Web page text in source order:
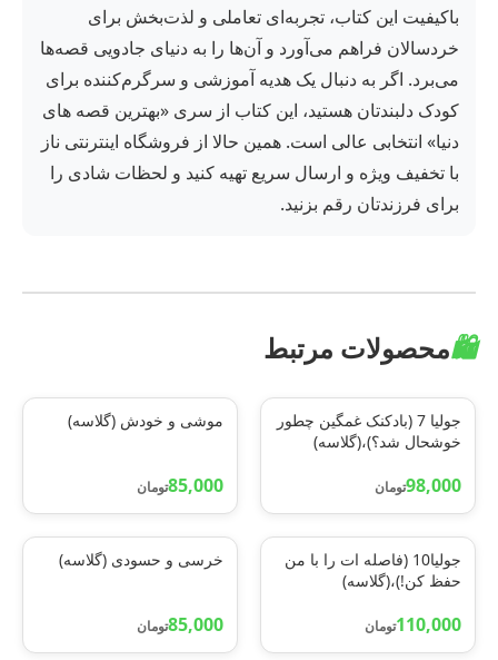
باکیفیت این کتاب، تجربه‌ای تعاملی و لذت‌بخش برای
خردسالان فراهم می‌آورد و آن‌ها را به دنیای جادویی قصه‌ها
می‌برد. اگر به دنبال یک هدیه آموزشی و سرگرم‌کننده برای
کودک دلبندتان هستید، این کتاب از سری «بهترین قصه های
دنیا» انتخابی عالی است. همین حالا از فروشگاه اینترنتی ناز
با تخفیف ویژه و ارسال سریع تهیه کنید و لحظات شادی را
برای فرزندتان رقم بزنید.
🛍️محصولات مرتبط
جولیا 7 (بادکنک غمگین چطور
خوشحال شد؟)،(گلاسه)
98,000تومان
موشی و خودش (گلاسه)
85,000تومان
جولیا10 (فاصله ات را با من
حفظ کن!)،(گلاسه)
110,000تومان
خرسی و حسودی (گلاسه)
85,000تومان